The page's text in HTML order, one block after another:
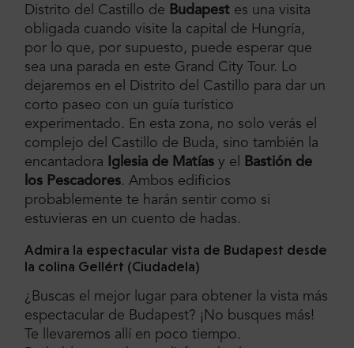
Distrito del Castillo de Budapest es una visita
obligada cuando visite la capital de Hungría,
por lo que, por supuesto, puede esperar que
sea una parada en este Grand City Tour. Lo
dejaremos en el Distrito del Castillo para dar un
corto paseo con un guía turístico
experimentado. En esta zona, no solo verás el
complejo del Castillo de Buda, sino también la
encantadora
Iglesia de Matías y el
Bastión de
los Pescadores. Ambos edificios
probablemente te harán sentir como si
estuvieras en un cuento de hadas.
Admira la espectacular vista de Budapest desde
la colina Gellért (Ciudadela)
¿Buscas el mejor lugar para obtener la vista más
espectacular de Budapest? ¡No busques más!
Te llevaremos allí en poco tiempo.